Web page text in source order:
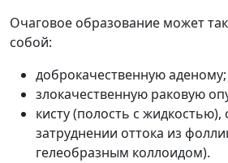
Очаговое образование может
собой:
доброкачественную аденому;
злокачественную раковую
кисту (полость с жидкостью),
затруднении оттока из
гелеобразным коллоидом).